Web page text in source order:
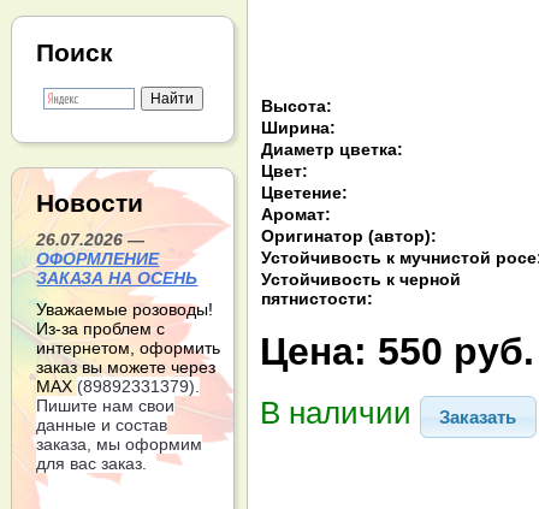
Высота:
Ширина:
Диаметр цветка:
Цвет:
Цветение:
Аромат:
Оригинатор (автор):
Устойчивость к мучнистой
Устойчивость к черной
пятнистости:
Цена: 550 руб.
В наличии Заказать
Поиск
Новости
26.07.2026 —
ОФОРМЛЕНИЕ
ЗАКАЗА НА ОСЕНЬ
Уважаемые розоводы!
Из-за проблем с
интернетом, оформить
заказ вы можете через
МАХ (89892331379).
Пишите нам свои
данные и состав
заказа, мы оформим
для вас заказ.